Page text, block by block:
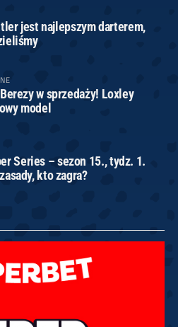
jest najlepszym darterem,
w sprzedaży! Loxley
model
Series – sezon 15., tydz. 1.
kto zagra?